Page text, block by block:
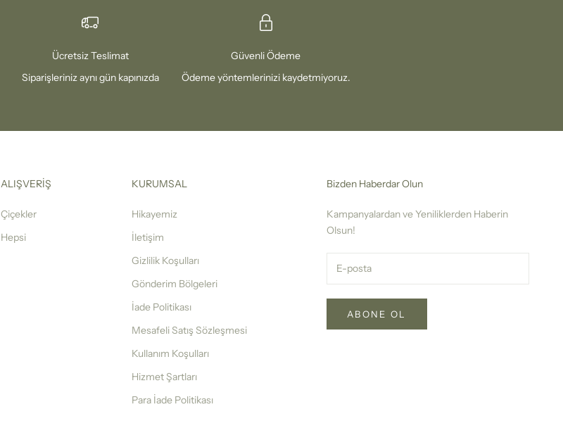
Ücretsiz Teslimat
Siparişleriniz aynı gün kapınızda
Güvenli Ödeme
Ödeme yöntemlerinizi kaydetmiyoruz.
ALIŞVERİŞ
Çiçekler
Hepsi
KURUMSAL
Hikayemiz
İletişim
Gizlilik Koşulları
Gönderim Bölgeleri
İade Politikası
Mesafeli Satış Sözleşmesi
Kullanım Koşulları
Hizmet Şartları
Para İade Politikası
Bizden Haberdar Olun
Kampanyalardan ve Yeniliklerden Haberin
Olsun!
ABONE OL